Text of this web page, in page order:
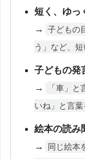
短く、ゆっ
→
子どもの
う」など、短
子どもの発
→
「車」
いね」と言葉
絵本の読み
→
同じ絵本